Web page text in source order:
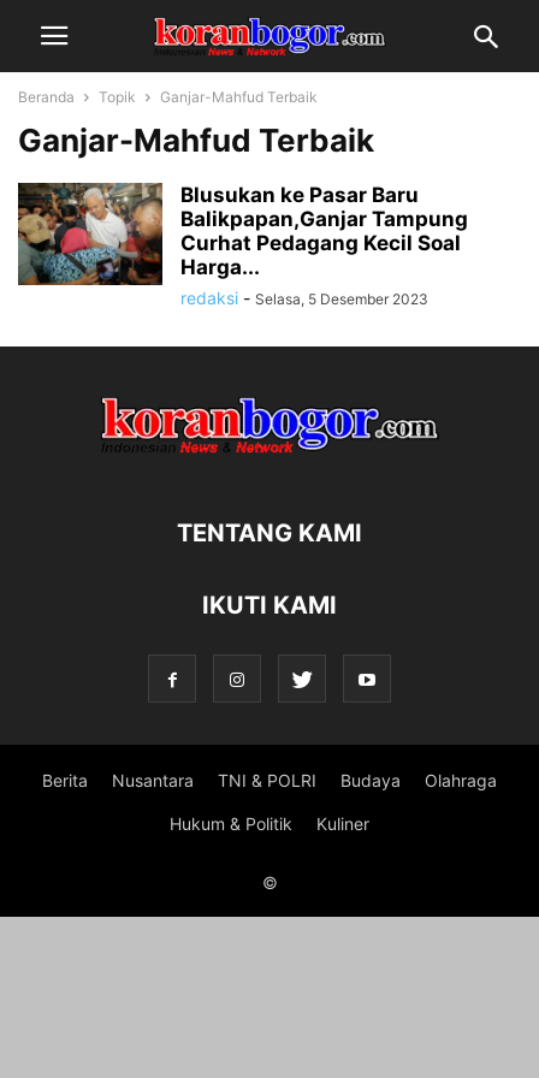
Beranda Topik Ganjar-Mahfud Terbaik
Ganjar-Mahfud Terbaik
Blusukan ke Pasar Baru
Balikpapan,Ganjar Tampung
Curhat Pedagang Kecil Soal
Harga...
redaksi - Selasa, 5 Desember 2023
TENTANG KAMI
IKUTI KAMI
Berita Nusantara TNI & POLRI Budaya Olahraga
Hukum & Politik Kuliner
©